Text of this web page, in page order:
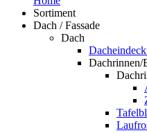
Sortiment
Dach / Fassade
Dach
Dachrinnen/